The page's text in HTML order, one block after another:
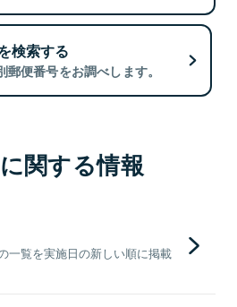
検索する
便番号をお調べします。
関する情報
一覧を実施日の新しい順に掲載